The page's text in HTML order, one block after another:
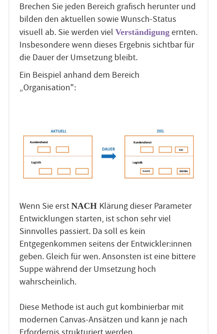
Brechen Sie jeden Bereich grafisch herunter und
bilden den aktuellen sowie Wunsch-Status
visuell ab. Sie werden viel Verständigungernten.
Insbesondere wenn dieses Ergebnis sichtbar für
die Dauer der Umsetzung bleibt.
Ein Beispiel anhand dem Bereich
„Organisation":
Wenn Sie erst NACH Klärung dieser Parameter
Entwicklungen starten, ist schon sehr viel
Sinnvolles passiert. Da soll es kein
Entgegenkommen seitens der Entwickler:innen
geben. Gleich für wen. Ansonsten ist eine bittere
Suppe während der Umsetzung hoch
wahrscheinlich.
Diese Methode ist auch gut kombinierbar mit
modernen Canvas-Ansätzen und kann je nach